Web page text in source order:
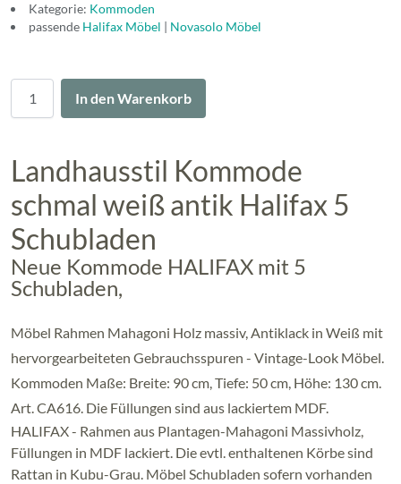
Kategorie: Kommoden
passende Halifax Möbel | Novasolo Möbel
In den Warenkorb
Landhausstil Kommode
schmal weiß antik Halifax 5
Schubladen
Neue Kommode HALIFAX mit 5
Schubladen,
Möbel Rahmen Mahagoni Holz massiv, Antiklack in Weiß mit
hervorgearbeiteten Gebrauchsspuren - Vintage-Look Möbel.
Kommoden Maße: Breite: 90 cm, Tiefe: 50 cm, Höhe: 130 cm.
Art. CA616. Die Füllungen sind aus lackiertem MDF.
HALIFAX - Rahmen aus Plantagen-Mahagoni Massivholz,
Füllungen in MDF lackiert. Die evtl. enthaltenen Körbe sind
Rattan in Kubu-Grau. Möbel Schubladen sofern vorhanden